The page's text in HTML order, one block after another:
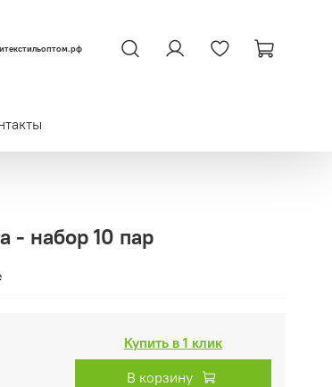
- набор 10 пар
Купить в 1 клик
В корзину